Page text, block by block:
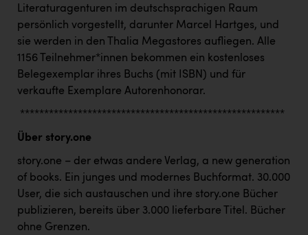
kontakt
Literaturagenturen im deutschsprachigen Raum
persönlich vorgestellt, darunter Marcel Hartges, und
sie werden in den Thalia Megastores aufliegen. Alle
1156 Teilnehmer*innen bekommen ein kostenloses
Belegexemplar ihres Buchs (mit ISBN) und für
verkaufte Exemplare Autorenhonorar.
*******************************************************
Über story.one
story.one – der etwas andere Verlag, a new generation
of books. Ein junges und modernes Buchformat. 30.000
User, die sich austauschen und ihre story.one Bücher
publizieren, bereits über 3.000 lieferbare Titel. Bücher
ohne Grenzen.